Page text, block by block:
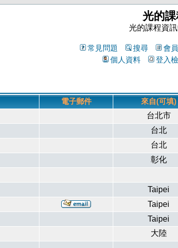
光的
光的課程資
常見問題 搜尋 會
個人資料
登入
電子郵件 來自(可填)
台北市
台北
台北
彰化
Taipei
Taipei
Taipei
大陸